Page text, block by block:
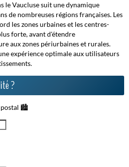
le Vaucluse suit une dynamique
de nombreuses régions françaises. Les
les zones urbaines et les centres-
forte, avant d'étendre
aux zones périurbaines et rurales.
expérience optimale aux utilisateurs
?
postal 🏙️